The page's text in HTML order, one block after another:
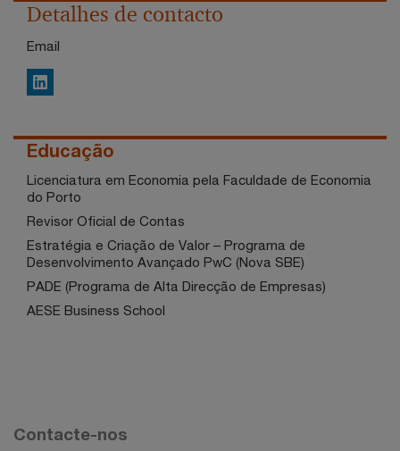
Detalhes de contacto
Email
LinkedIn
Educação
Licenciatura em Economia pela Faculdade de Economia
do Porto
Revisor Oficial de Contas
Estratégia e Criação de Valor – Programa de
Desenvolvimento Avançado PwC (Nova SBE)
PADE (Programa de Alta Direcção de Empresas)
AESE Business School
Contacte-nos